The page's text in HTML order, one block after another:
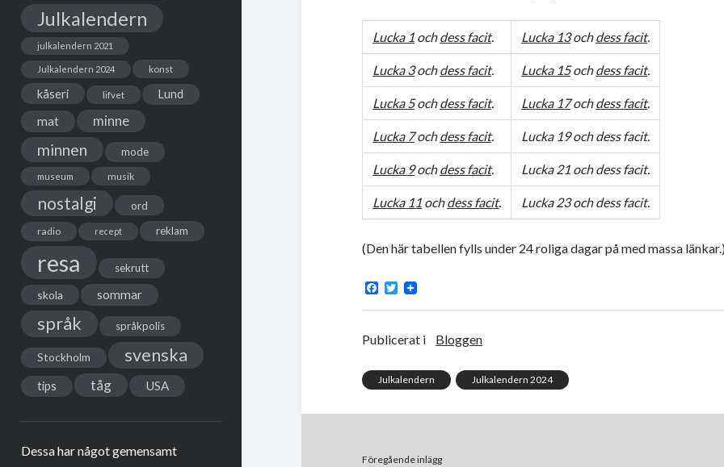
Julkalendern
julkalendern 2021
Julkalendern 2024 konst
kåseri lifvet Lund
mat minne
minnen mode
museum musik
nostalgi ord
radio recept reklam
resa sekrutt
skola sommar
språk språkpolis
Stockholm svenska
tips tåg USA
Dessa har något gemensamt
Lucka 1 ochdess facit. Lucka 13ochdess facit.
Lucka 3ochdess facit. Lucka 15ochdess facit.
Lucka 5ochdess facit. Lucka 17ochdess facit.
Lucka 7ochdess facit. Lucka 19 och dess facit.
Lucka 9ochdess facit. Lucka 21 och dess facit.
Lucka 11 ochdess facit. Lucka 23 och dess facit.
(Den här tabellen fylls under 24 roliga dagar på med massa
F
c
b
k
T
i
t
Publicerat i Bloggen
Julkalendern Julkalendern 2024
Föregående inlägg